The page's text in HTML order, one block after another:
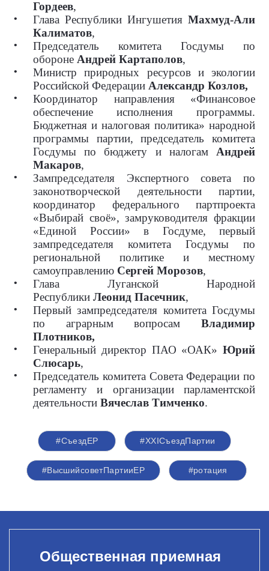
Гордеев,
Глава Республики Ингушетия Махмуд-Али
Калиматов,
Председатель комитета Госдумы по
обороне Андрей Картаполов,
Министр природных ресурсов и экологии
Российской Федерации Александр Козлов,
Координатор направления «Финансовое
обеспечение исполнения программы.
Бюджетная и налоговая политика» народной
программы партии, председатель комитета
Госдумы по бюджету и налогам Андрей
Макаров,
Зампредседателя Экспертного совета по
законотворческой деятельности партии,
координатор федерального партпроекта
«Выбирай своё», замруководителя фракции
«Единой России» в Госдуме, первый
зампредседателя комитета Госдумы по
региональной политике и местному
самоуправлению Сергей Морозов,
Глава Луганской Народной
Республики Леонид Пасечник,
Первый зампредседателя комитета Госдумы
по аграрным вопросам Владимир
Плотников,
Генеральный директор ПАО «ОАК» Юрий
Слюсарь,
Председатель комитета Совета Федерации по
регламенту и организации парламентской
деятельности Вячеслав Тимченко.
#СъездЕР #XXIСъездПартии
#ВысшийсоветПартииЕР #ротация
Общественная приемная